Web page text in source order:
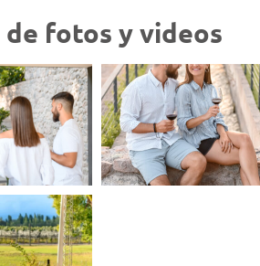
de fotos y videos